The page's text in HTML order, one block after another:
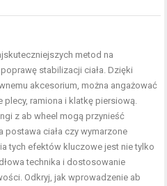
metod na
stabilizacji ciała. Dzięki
akcesorium, można angażować
ramiona i klatkę piersiową.
z ab wheel mogą przynieść
postawa ciała czy wymarzone
tych efektów kluczowe jest nie tylko
technika i dostosowanie
Odkryj, jak wprowadzenie ab